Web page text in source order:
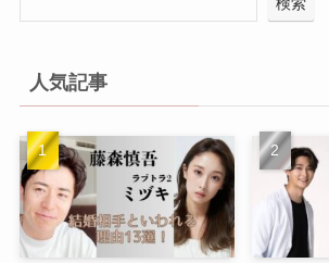
人気記事